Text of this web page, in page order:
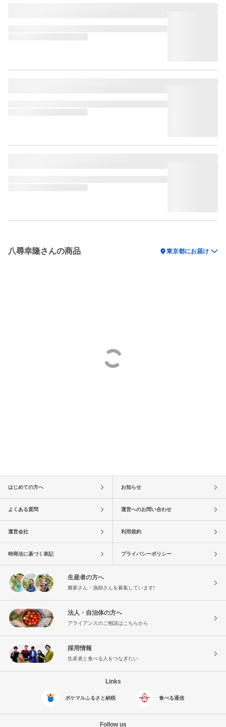
八尋幸隆さんの商品 location_on東京都にお届け
はじめての方へ お知らせ
よくある質問 運営へのお問い合わせ
運営会社 利用規約
特商法に基づく表記 プライバシーポリシー
生産者の方へ
農家さん・漁師さんを募集しています!
法人・自治体の方へ
アライアンスのご相談はこちらから
採用情報
生産者と食べる人をつなぎたい
Links
ポケマルふるさと納税 食べる通信
Follow us